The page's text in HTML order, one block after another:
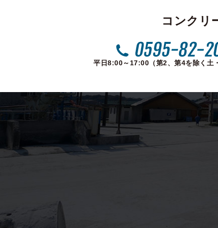
コンクリ
平日8:00～17:00（第2、第4を除く土